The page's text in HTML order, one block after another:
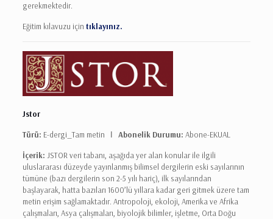
gerekmektedir.
Eğitim kılavuzu için tıklayınız.
Jstor
Türü: E-dergi_Tam metin Ι Abonelik Durumu: Abone-EKUAL
İçerik: JSTOR veri tabanı, aşağıda yer alan konular ile ilgili
uluslararası düzeyde yayınlanmış bilimsel dergilerin eski sayılarının
tümüne (bazı dergilerin son 2-5 yılı hariç), ilk sayılarından
başlayarak, hatta bazıları 1600’lü yıllara kadar geri gitmek üzere tam
metin erişim sağlamaktadır. Antropoloji, ekoloji, Amerika ve Afrika
çalışmaları, Asya çalışmaları, biyolojik bilimler, işletme, Orta Doğu